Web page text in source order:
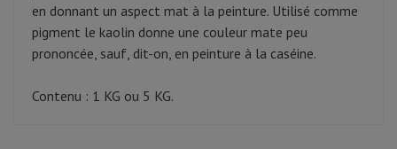
en donnant un aspect mat à la peinture. Utilisé comme
pigment le kaolin donne une couleur mate peu
prononcée, sauf, dit-on, en peinture à la caséine.
Contenu : 1 KG ou 5 KG.